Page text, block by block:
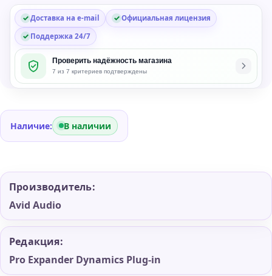
Доставка на e-mail
Официальная лицензия
Поддержка 24/7
Проверить надёжность магазина
7 из 7 критериев подтверждены
Наличие: В наличии
Производитель:
Avid Audio
Редакция:
Pro Expander Dynamics Plug-in